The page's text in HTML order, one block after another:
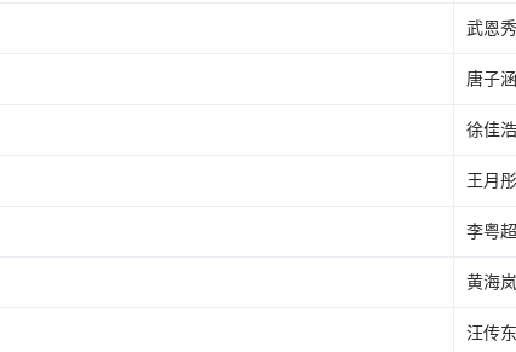
武恩秀
唐子涵
徐佳浩
王月彤
李粤超
黄海岚
汪传东